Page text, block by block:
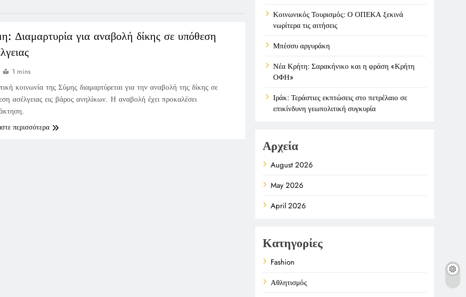
Διαμαρτυρία για αναβολή δίκης σε υπόθεση
1 mins
κοινωνία της Σύμης διαμαρτύρεται για την αναβολή της δίκης σε
ασέλγειας εις βάρος ανηλίκων. Η αναβολή έχει προκαλέσει
περισσότερα
Κοινωνικός Τουρισμός: Ο ΟΠΕΚΑ ξεκινά
νωρίτερα τις αιτήσεις
Μπέσσυ αργυράκη
Νέα Κρήτη: Σαρακήνικο και η φράση «Κρήτη
ΟΦΗ»
Ιράκ: Τεράστιες εκπτώσεις στο πετρέλαιο σε
επικίνδυνη γεωπολιτική συγκυρία
Αρχεία
August 2026
May 2026
April 2026
Κατηγορίες
Fashion
Αθλητισμός